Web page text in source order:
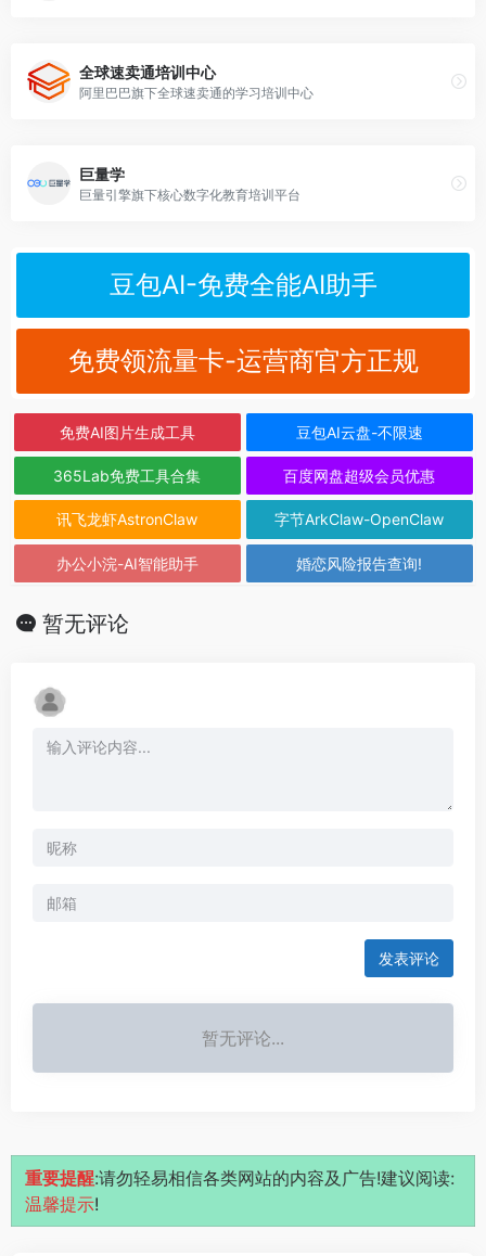
全球速卖通培训中心
阿里巴巴旗下全球速卖通的学习培训中心
巨量学
巨量引擎旗下核心数字化教育培训平台
豆包AI-免费全能AI助手
免费领流量卡-运营商官方正规
免费AI图片生成工具 豆包AI云盘-不限速
365Lab免费工具合集 百度网盘超级会员优惠
讯飞龙虾AstronClaw 字节ArkClaw-OpenClaw
办公小浣-AI智能助手 婚恋风险报告查询!
暂无评论
发表评论
暂无评论...
重要提醒:请勿轻易相信各类网站的内容及广告!建议阅读:
温馨提示!